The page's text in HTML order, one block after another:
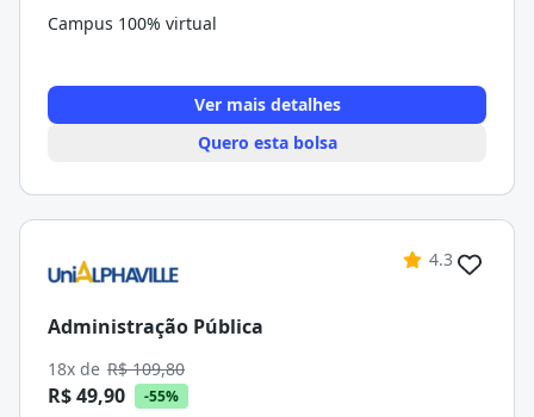
Campus 100% virtual
Ver mais detalhes
Quero esta bolsa
4.3
Administração Pública
18x de R$ 109,80
R$ 49,90 -55%